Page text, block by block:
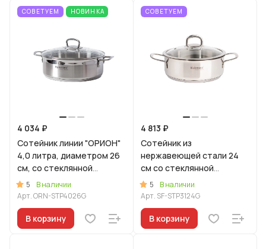
СОВЕТУЕМ НОВИНКА
4 034 ₽
Сотейник линии "ОРИОН"
4,0 литра, диаметром 26
см, со стеклянной
крышкой
5
В наличии
Арт.ORN-STP4026G
В корзину
СОВЕТУЕМ
4 813 ₽
Сотейник из
нержавеющей стали 24
см со стеклянной
крышкой, линия "Сафия"
5
В наличии
Арт. SF-STP3124G
В корзину